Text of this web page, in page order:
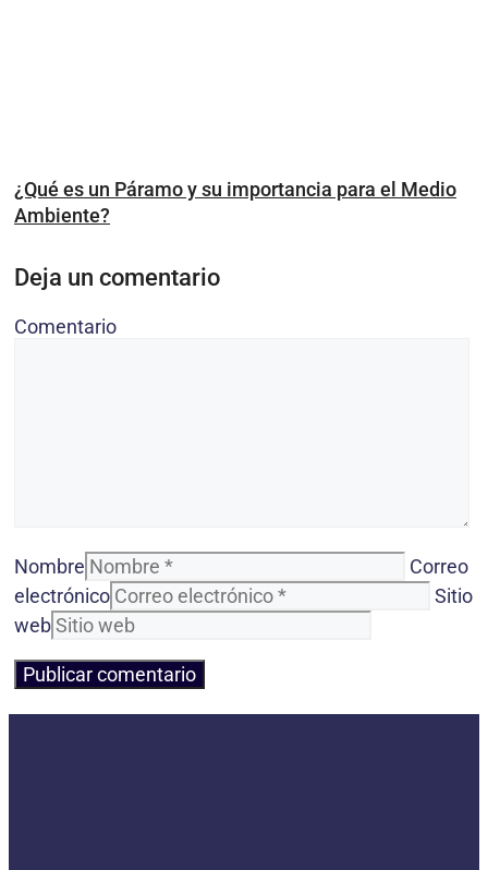
¿Qué es un Páramo y su importancia para el Medio
Ambiente?
Deja un comentario
Comentario
Nombre
Correo
electrónico
Sitio
web